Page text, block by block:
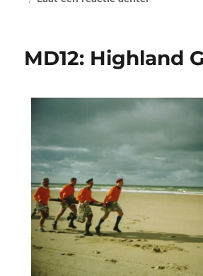
MD12: Highland